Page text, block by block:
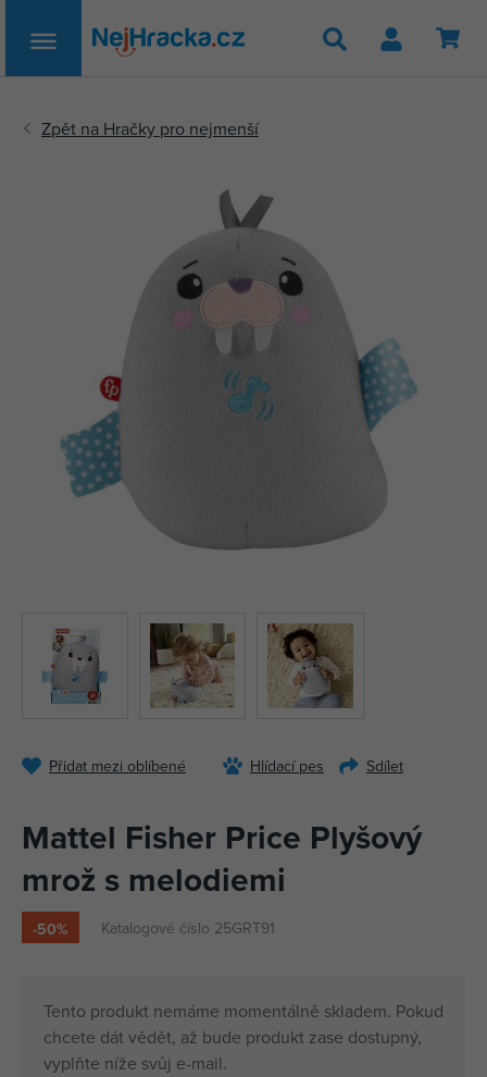
Hledat
Přidat mezi oblíbené Hlídací pes Sdílet
Mattel Fisher Price Plyšový
mrož s melodiemi
-50% Katalogové číslo 25GRT91
Tento produkt nemáme momentálně skladem. Pokud
chcete dát vědět, až bude produkt zase dostupný,
vyplňte níže svůj e-mail.